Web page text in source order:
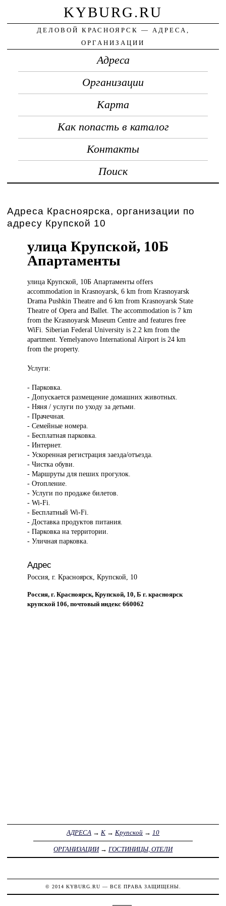
KYBURG.RU
ДЕЛОВОЙ КРАСНОЯРСК — АДРЕСА,
ОРГАНИЗАЦИИ
Адреса
Организации
Карта
Как попасть в каталог
Контакты
Поиск
Адреса Красноярска, организации по
адресу Крупской 10
улица Крупской, 10Б
Апартаменты
улица Крупской, 10Б Апартаменты offers
accommodation in Krasnoyarsk, 6 km from Krasnoyarsk
Drama Pushkin Theatre and 6 km from Krasnoyarsk State
Theatre of Opera and Ballet. The accommodation is 7 km
from the Krasnoyarsk Museum Centre and features free
WiFi. Siberian Federal University is 2.2 km from the
apartment. Yemelyanovo International Airport is 24 km
from the property.
Услуги:
- Парковка.
- Допускается размещение домашних животных.
- Няня / услуги по уходу за детьми.
- Прачечная.
- Семейные номера.
- Бесплатная парковка.
- Интернет.
- Ускоренная регистрация заезда/отъезда.
- Чистка обуви.
- Маршруты для пеших прогулок.
- Отопление.
- Услуги по продаже билетов.
- Wi-Fi.
- Бесплатный Wi-Fi.
- Доставка продуктов питания.
- Парковка на территории.
- Уличная парковка.
Адрес
Россия, г. Красноярск, Крупской, 10
Россия, г. Красноярск, Крупской, 10, Б г. красноярск
крупской 10б, почтовый индекс 660062
АДРЕСА → К → Крупской → 10
ОРГАНИЗАЦИИ→ ГОСТИНИЦЫ, ОТЕЛИ
© 2014 KYBURG.RU — ВСЕ ПРАВА ЗАЩИЩЕНЫ.